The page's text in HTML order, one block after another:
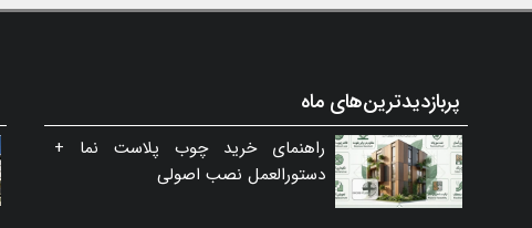
پربازدیدترین‌های ماه
راهنمای خرید چوب پلاست نما +
دستورالعمل نصب اصولی